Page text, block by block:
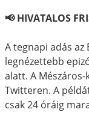
📢 HIVATALOS
A tegnapi adás
legnézettebb
alatt. A
Twitteren. A
csak 24 óráig